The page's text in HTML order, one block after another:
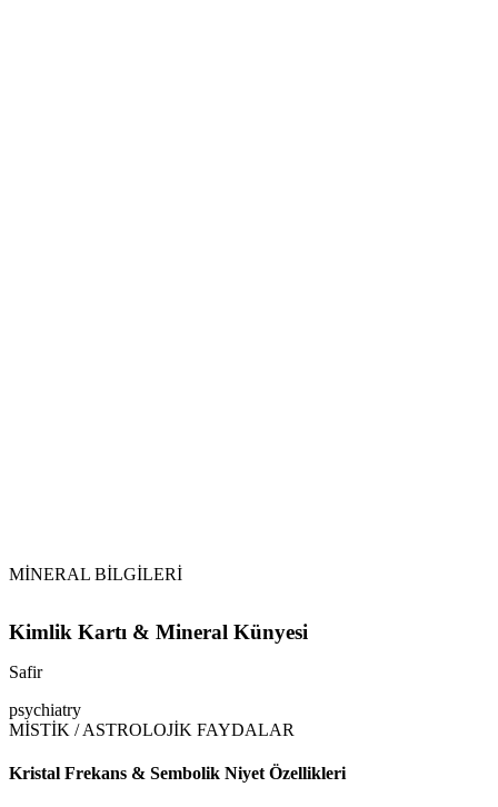
MİNERAL BİLGİLERİ
Kimlik Kartı & Mineral Künyesi
Safir
psychiatry
MİSTİK / ASTROLOJİK FAYDALAR
Kristal Frekans & Sembolik Niyet Özellikleri